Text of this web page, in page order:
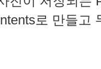
로 만들고